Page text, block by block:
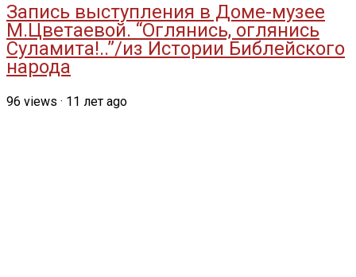
Запись выступления в Доме-музее
М.Цветаевой. “Оглянись, оглянись
Суламита!..”/из Истории Библейского
народа
96 views · 11 лет ago